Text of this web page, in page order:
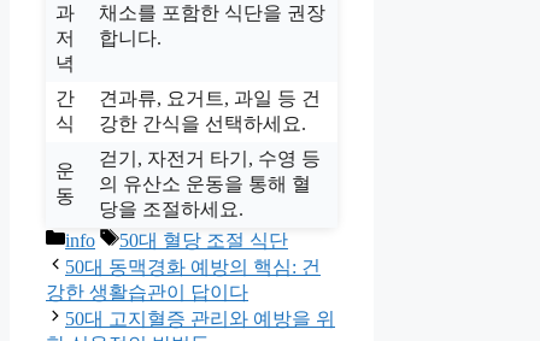
과
저
녁
채소를 포함한 식단을 권장
합니다.
간
식
견과류, 요거트, 과일 등 건
강한 간식을 선택하세요.
운
동
걷기, 자전거 타기, 수영 등
의 유산소 운동을 통해 혈
당을 조절하세요.
카
테
고
리
info
태
그
50대 혈당 조절 식단
50대 동맥경화 예방의 핵심: 건
강한 생활습관이 답이다
50대 고지혈증 관리와 예방을 위